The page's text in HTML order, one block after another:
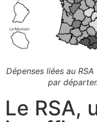
Dépenses liées au
par
Le RSA,